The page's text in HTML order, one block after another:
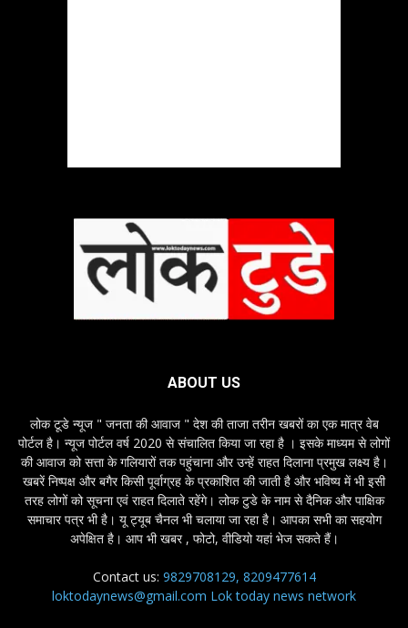
ABOUT US
लोक टूडे न्यूज " जनता की आवाज " देश की ताजा तरीन खबरों का एक मात्र वेब
पोर्टल है। न्यूज पोर्टल वर्ष 2020 से संचालित किया जा रहा है । इसके माध्यम से लोगों
की आवाज को सत्ता के गलियारों तक पहुंचाना और उन्हें राहत दिलाना प्रमुख लक्ष्य है।
खबरें निष्पक्ष और बगैर किसी पूर्वाग्रह के प्रकाशित की जाती है और भविष्य में भी इसी
तरह लोगों को सूचना एवं राहत दिलाते रहेंगे। लोक टुडे के नाम से दैनिक और पाक्षिक
समाचार पत्र भी है। यू ट्यूब चैनल भी चलाया जा रहा है। आपका सभी का सहयोग
अपेक्षित है। आप भी खबर , फोटो, वीडियो यहां भेज सकते हैं।
Contact us: 9829708129, 8209477614
loktodaynews@gmail.com Lok today news network